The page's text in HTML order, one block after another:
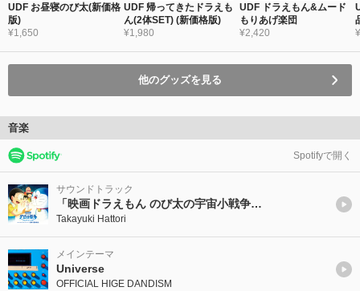
UDF お昼寝のび太(新価格
版)
¥1,650
UDF 帰ってきたドラえも
ん(2体SET) (新価格版)
¥1,980
UDF ドラえもん&ムード
もりあげ楽団
¥2,420
他のグッズを見る
音楽
Spotifyで開く
サウンドトラック
「映画ドラえもん のび太の宇宙小戦争(リトルスターウォーズ) 2021」オリジナル・サウンドトラック
Takayuki Hattori
メインテーマ
Universe
OFFICIAL HIGE DANDISM